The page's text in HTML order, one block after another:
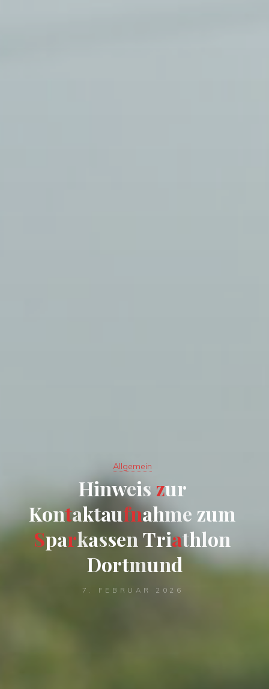
Allgemein
Hinweis zur
Kontaktaufnahme zum
Sparkassen Triathlon
Dortmund
7. FEBRUAR 2026